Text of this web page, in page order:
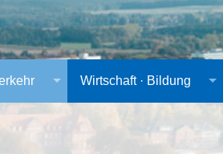
Wirtschaft · Bildung